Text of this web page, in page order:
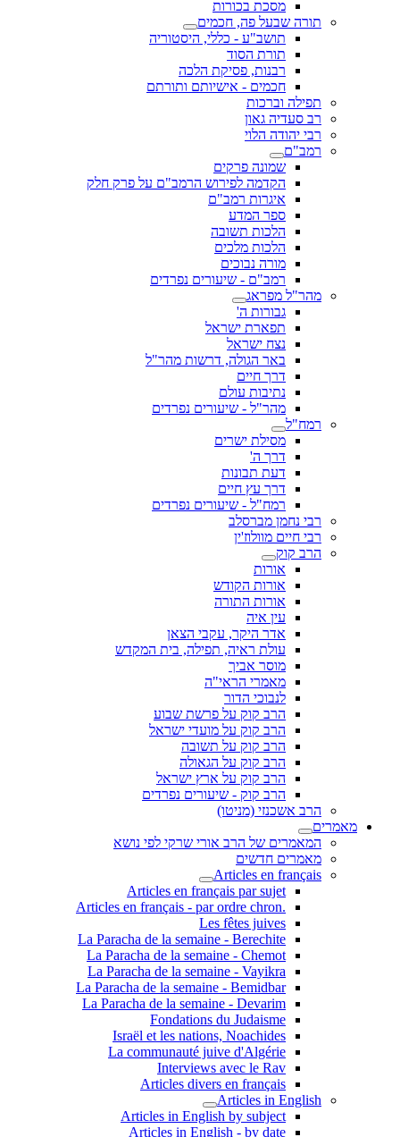
מסכת בכורות
תורה שבעל פה, חכמים
תושב"ע - כללי, היסטוריה
תורת הסוד
רבנות, פסיקת הלכה
חכמים - אישיותם ותורתם
תפילה וברכות
רב סעדיה גאון
רבי יהודה הלוי
רמב"ם
שמונה פרקים
הקדמה לפירוש הרמב"ם על פרק חלק
איגרות רמב"ם
ספר המדע
הלכות תשובה
הלכות מלכים
מורה נבוכים
רמב"ם - שיעורים נפרדים
מהר"ל מפראג
גבורות ה'
תפארת ישראל
נצח ישראל
באר הגולה, דרשות מהר"ל
דרך חיים
נתיבות עולם
מהר"ל - שיעורים נפרדים
רמח"ל
מסילת ישרים
דרך ה'
דעת תבונות
דרך עץ חיים
רמח"ל - שיעורים נפרדים
רבי נחמן מברסלב
רבי חיים מוולוז'ין
הרב קוק
אורות
אורות הקודש
אורות התורה
עין איה
אדר היקר, עקבי הצאן
עולת ראיה, תפילה, בית המקדש
מוסר אביך
מאמרי הראי"ה
לנבוכי הדור
הרב קוק על פרשת שבוע
הרב קוק על מועדי ישראל
הרב קוק על תשובה
הרב קוק על הגאולה
הרב קוק על ארץ ישראל
הרב קוק - שיעורים נפרדים
הרב אשכנזי (מניטו)
מאמרים
המאמרים של הרב אורי שרקי לפי נושא
מאמרים חדשים
Articles en français
Articles en français par sujet
.Articles en français - par ordre chron
Les fêtes juives
La Paracha de la semaine - Berechite
La Paracha de la semaine - Chemot
La Paracha de la semaine - Vayikra
La Paracha de la semaine - Bemidbar
La Paracha de la semaine - Devarim
Fondations du Judaisme
Israël et les nations, Noachides
La communauté juive d'Algérie
Interviews avec le Rav
Articles divers en français
Articles in English
Articles in English by subject
Articles in English - by date